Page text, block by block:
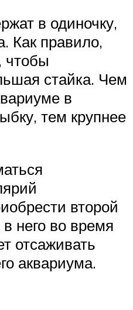
в одиночку,
Как правило,
чтобы
стайка. Чем
в
тем крупнее
второй
него во время
отсаживать
аквариума.